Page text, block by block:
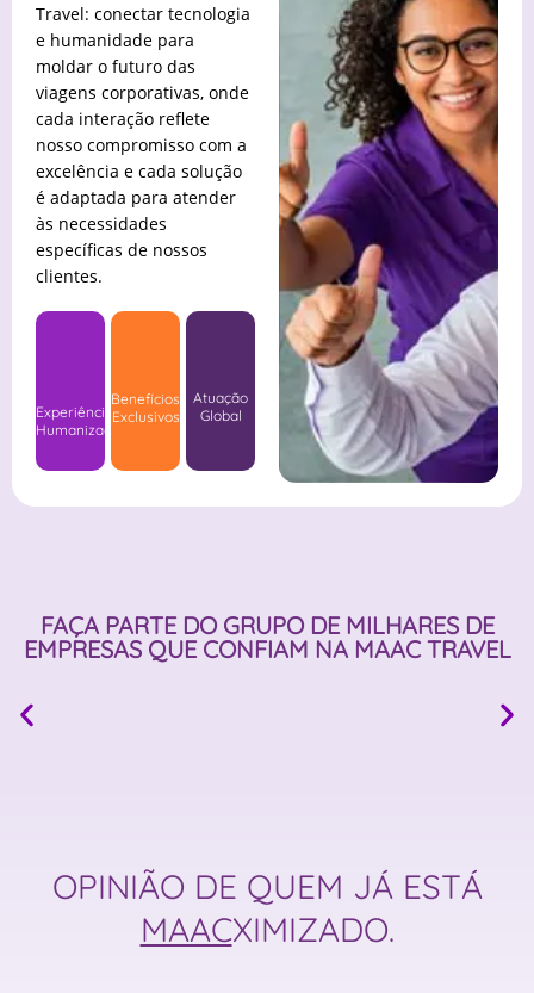
Travel: conectar tecnologia
e humanidade para
moldar o futuro das
viagens corporativas, onde
cada interação reflete
nosso compromisso com a
excelência e cada solução
é adaptada para atender
às necessidades
específicas de nossos
clientes.
Experiência
Humanizada
Benefícios
Exclusivos
Atuação
Global
FAÇA PARTE DO GRUPO DE MILHARES DE
EMPRESAS QUE CONFIAM NA MAAC TRAVEL
OPINIÃO DE QUEM JÁ ESTÁ
MAACXIMIZADO.